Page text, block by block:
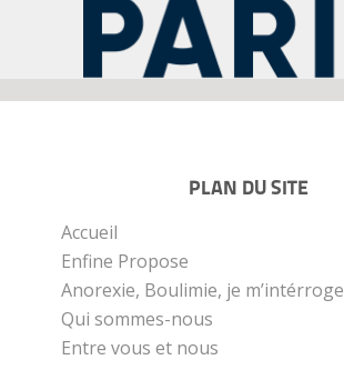
PLAN DU SITE
Accueil
Enfine Propose
Anorexie, Boulimie, je m’intérroge
Qui sommes-nous
Entre vous et nous